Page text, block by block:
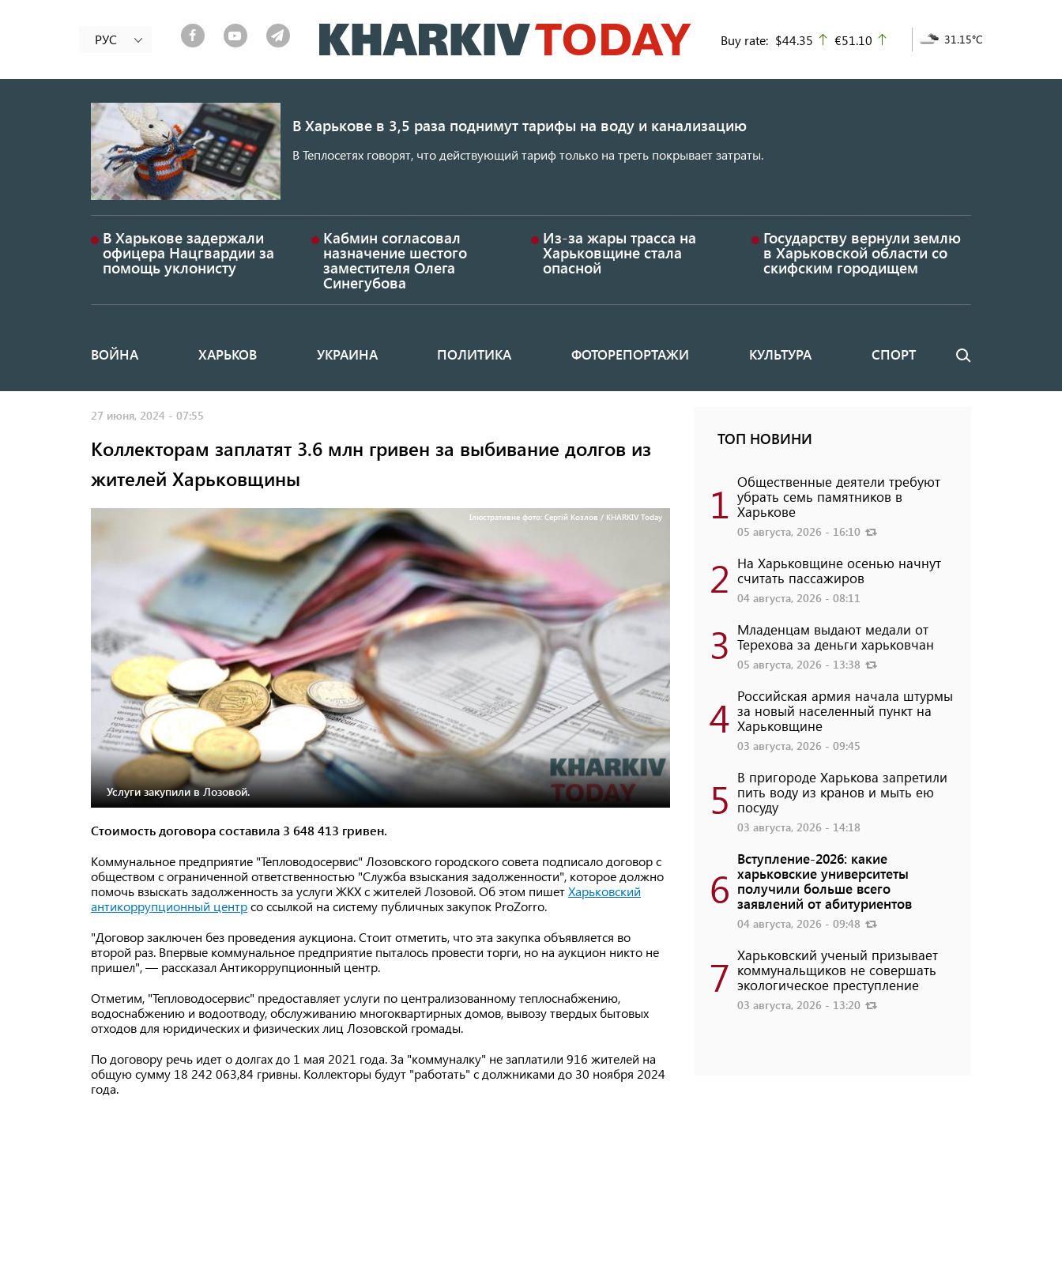
к
основному
РУС Buy rate: $44.35 up
€51.10 31.15°C
В Харькове в 3,5 раза поднимут тарифы на воду и канализацию
В Теплосетях говорят, что действующий тариф только на треть покрывает затраты.
В Харькове задержали
офицера Нацгвардии за
помощь уклонисту
Кабмин согласовал
назначение шестого
заместителя Олега
Синегубова
Из-за жары трасса на
Харьковщине стала
опасной
Государству вернули землю
в Харьковской области со
скифским городищем
Основная
ВОЙНА ХАРЬКОВ УКРАИНА ПОЛИТИКА ФОТОРЕПОРТАЖИ КУЛЬТУРА СПОРТ Поиск
27 июня, 2024 - 07:55
Коллекторам заплатят 3.6 млн гривен за выбивание долгов из
жителей Харьковщины
Ілюстративне фото: Сергій Козлов / KHARKIV Today
Услуги закупили в Лозовой.
Стоимость договора составила 3 648 413 гривен.
Коммунальное предприятие "Тепловодосервис" Лозовского городского совета подписало договор с
обществом с ограниченной ответственностью "Служба взыскания задолженности", которое должно
помочь взыскать задолженность за услуги ЖКХ с жителей Лозовой. Об этом пишетХарьковский
антикоррупционный центрсо ссылкой на систему публичных закупок ProZorro.
"Договор заключен без проведения аукциона. Стоит отметить, что эта закупка объявляется во
второй раз. Впервые коммунальное предприятие пыталось провести торги, но на аукцион никто не
пришел", — рассказал Антикоррупционный центр.
Отметим, "Тепловодосервис" предоставляет услуги по централизованному теплоснабжению,
водоснабжению и водоотводу, обслуживанию многоквартирных домов, вывозу твердых бытовых
отходов для юридических и физических лиц Лозовской громады.
По договору речь идет о долгах до 1 мая 2021 года. За "коммуналку" не заплатили 916 жителей на
общую сумму 18 242 063,84 гривны. Коллекторы будут "работать" с должниками до 30 ноября 2024
года.
ТОП НОВИНИ
1 Общественные деятели требуют
убрать семь памятников в
Харькове
05 августа, 2026 - 16:10
2 На Харьковщине осенью начнут
считать пассажиров
04 августа, 2026 - 08:11
3 Младенцам выдают медали от
Терехова за деньги харьковчан
05 августа, 2026 - 13:38
4 Российская армия начала штурмы
за новый населенный пункт на
Харьковщине
03 августа, 2026 - 09:45
5 В пригороде Харькова запретили
пить воду из кранов и мыть ею
посуду
03 августа, 2026 - 14:18
6
Вступление-2026: какие
харьковские университеты
получили больше всего
заявлений от абитуриентов
04 августа, 2026 - 09:48
7 Харьковский ученый призывает
коммунальщиков не совершать
экологическое преступление
03 августа, 2026 - 13:20